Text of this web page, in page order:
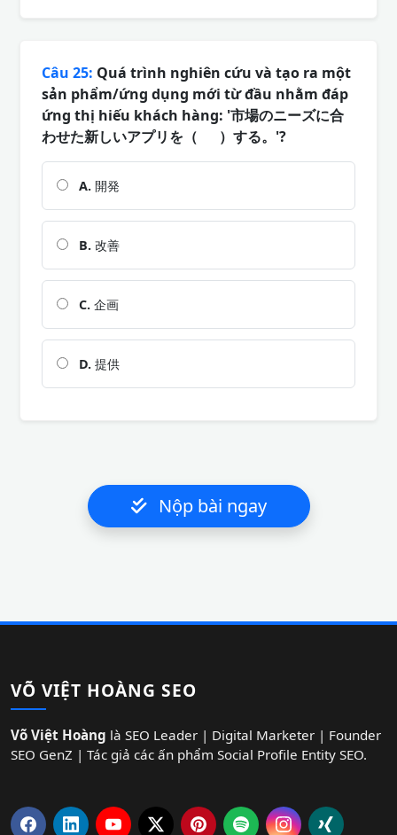
Câu 25: Quá trình nghiên cứu và tạo ra một
sản phẩm/ứng dụng mới từ đầu nhằm đáp
ứng thị hiếu khách hàng: '市場のニーズに合
わせた新しいアプリを（ ）する。'?
A. 開発
B. 改善
C. 企画
D. 提供
Nộp bài ngay
VÕ VIỆT HOÀNG SEO
Võ Việt Hoàng là SEO Leader | Digital Marketer | Founder
SEO GenZ | Tác giả các ấn phẩm Social Profile Entity SEO.